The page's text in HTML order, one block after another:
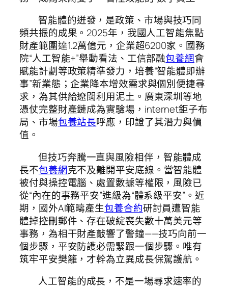
智能體的迸發，是政策、市場與技巧同
頻共振的成果。2025年，我國人工智能焦點
財產範圍達1.2萬億元，企業超6200家。國務
院“人工智能+”舉動看法、工信部融包養網會
賦能計劃等政策精準發力，培養“智能體即辦
事”新業態；企業降本增效需求與個別便捷尋
求，為其供給遼闊利用泥土。廣東深圳等地
憑仗完整財產鏈成為實驗場，internet鉅子布
局、市場包養站長呼應，印證了其潛力與價
值。
但技巧奔騰一直與風險相伴，智能體成
長不包養網克不及離開平安底線。當智能體
被付與操控電腦、處置數據等權限，風險已
從“內在的事務平安”進級為“體系級平安”。近
期，國外AI範疇產生包養合約研討員遭智能
體掉控刪郵件、存在破綻喪失數十萬美元等
事務，為相干財產敲響了警鐘——技巧向前一
個步驟，平安防護必需緊跟一個步驟。唯有
筑牢平安樊籬，才幹為立異成長保駕護航。
人工智能的成長，不是一場尋求速率的